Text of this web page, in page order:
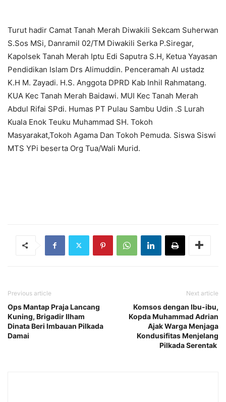
Turut hadir Camat Tanah Merah Diwakili Sekcam Suherwan
S.Sos MSi, Danramil 02/TM Diwakili Serka P.Siregar,
Kapolsek Tanah Merah Iptu Edi Saputra S.H, Ketua Yayasan
Pendidikan Islam Drs Alimuddin. Penceramah Al ustadz
K.H M. Zayadi. H.S. Anggota DPRD Kab Inhil Rahmatang.
KUA Kec Tanah Merah Baidawi. MUI Kec Tanah Merah
Abdul Rifai SPdi. Humas PT Pulau Sambu Udin .S Lurah
Kuala Enok Teuku Muhammad SH. Tokoh
Masyarakat,Tokoh Agama Dan Tokoh Pemuda. Siswa Siswi
MTS YPi beserta Org Tua/Wali Murid.
Previous article
Ops Mantap Praja Lancang
Kuning, Brigadir Ilham
Dinata Beri Imbauan Pilkada
Damai
Next article
Komsos dengan Ibu-ibu,
Kopda Muhammad Adrian
Ajak Warga Menjaga
Kondusifitas Menjelang
Pilkada Serentak